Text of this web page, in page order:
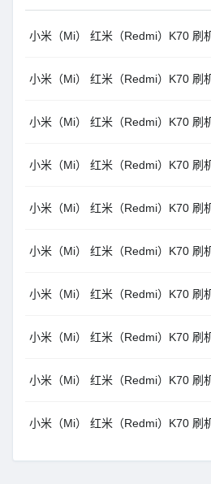
小米（Mi） 红米（Redmi）K70 刷
小米（Mi） 红米（Redmi）K70 刷
小米（Mi） 红米（Redmi）K70 刷
小米（Mi） 红米（Redmi）K70 刷
小米（Mi） 红米（Redmi）K70 刷
小米（Mi） 红米（Redmi）K70 刷
小米（Mi） 红米（Redmi）K70 刷
小米（Mi） 红米（Redmi）K70 刷
小米（Mi） 红米（Redmi）K70 刷
小米（Mi） 红米（Redmi）K70 刷